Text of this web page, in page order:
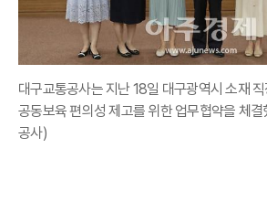
대구교통공사는 지난 18일 대구광역시 소재
공동보육 편의성 제고를 위한 업무협약을 체
공사)